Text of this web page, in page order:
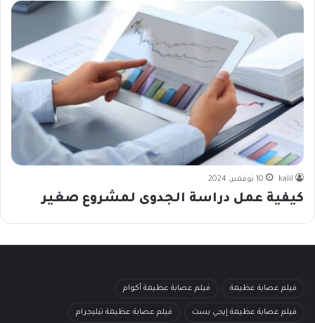
kalil 10 نوفمبر، 2024
كيفية عمل دراسة الجدوى لمشروع صغير
فيلم عصابة عظيمة فيلم عصابة عظيمة أكوام
فيلم عصابة عظيمة إيجي بست فيلم عصابة عظيمة تيليجرام